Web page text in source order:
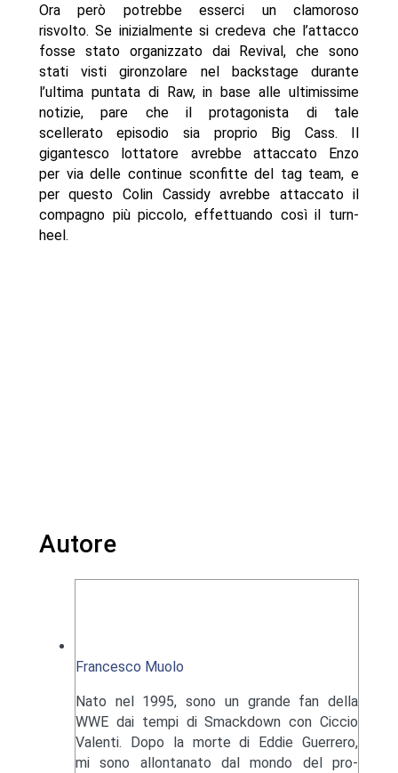
Ora però potrebbe esserci un clamoroso
risvolto. Se inizialmente si credeva che l’attacco
fosse stato organizzato dai Revival, che sono
stati visti gironzolare nel backstage durante
l’ultima puntata di Raw, in base alle ultimissime
notizie, pare che il protagonista di tale
scellerato episodio sia proprio Big Cass. Il
gigantesco lottatore avrebbe attaccato Enzo
per via delle continue sconfitte del tag team, e
per questo Colin Cassidy avrebbe attaccato il
compagno più piccolo, effettuando così il turn-
heel.
Autore
Francesco Muolo
Nato nel 1995, sono un grande fan della
WWE dai tempi di Smackdown con Ciccio
Valenti. Dopo la morte di Eddie Guerrero,
mi sono allontanato dal mondo del pro-